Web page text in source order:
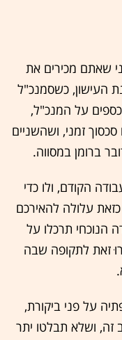
שאתם מכירים את
העישון, כשסמנכ"ל
על המנכ"ל,
זמני, ושהשניים
ברומן במסווה.
הקודם, ולו כדי
עלולה להאירכם
הנוכחי תרכלו על
זאת לתקופה שבה
על פני ביקורת,
ושלא תבלטו יתר